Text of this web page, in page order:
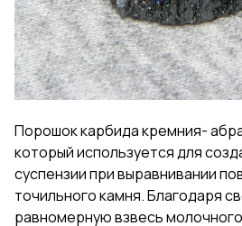
Порошок карбида кремния-
который используется для
суспензии при выравнивании
точильного камня. Благодаря
равномерную взвесь